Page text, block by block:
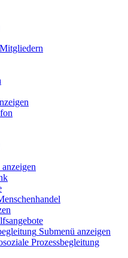
Submenü anzeigen
Prozessbegleitung